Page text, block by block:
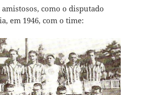
como o disputado
em 1946, com o time: